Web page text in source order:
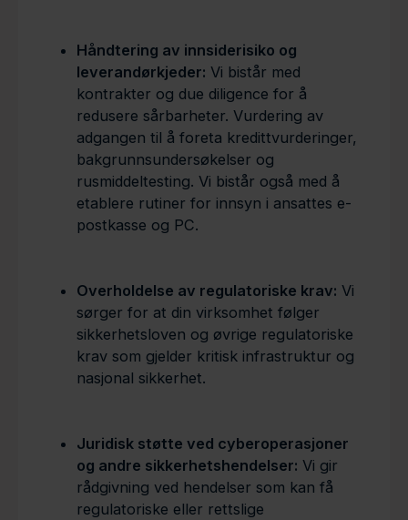
Håndtering av innsiderisiko og
leverandørkjeder: Vi bistår med
kontrakter og due diligence for å
redusere sårbarheter. Vurdering av
adgangen til å foreta kredittvurderinger,
bakgrunnsundersøkelser og
rusmiddeltesting. Vi bistår også med å
etablere rutiner for innsyn i ansattes e-
postkasse og PC.
Overholdelse av regulatoriske krav: Vi
sørger for at din virksomhet følger
sikkerhetsloven og øvrige regulatoriske
krav som gjelder kritisk infrastruktur og
nasjonal sikkerhet.
Juridisk støtte ved cyberoperasjoner
og andre sikkerhetshendelser: Vi gir
rådgivning ved hendelser som kan få
regulatoriske eller rettslige